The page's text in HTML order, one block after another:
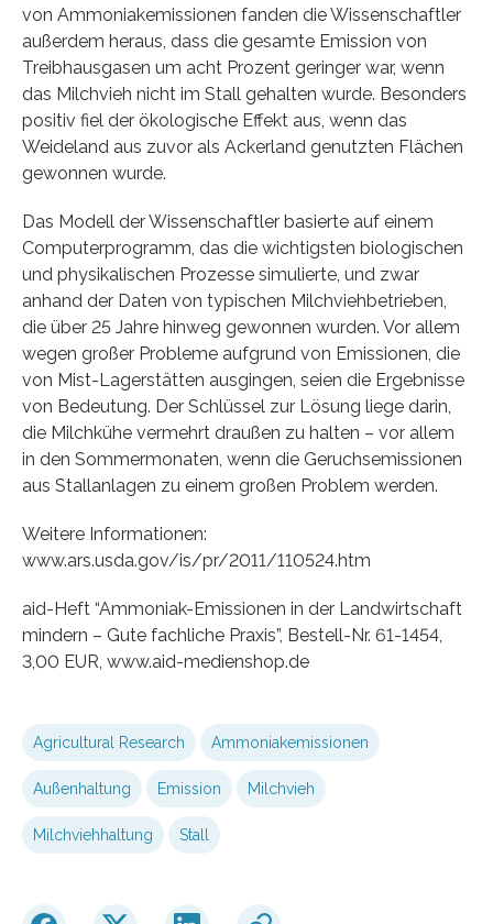
von Ammoniakemissionen fanden die Wissenschaftler
außerdem heraus, dass die gesamte Emission von
Treibhausgasen um acht Prozent geringer war, wenn
das Milchvieh nicht im Stall gehalten wurde. Besonders
positiv fiel der ökologische Effekt aus, wenn das
Weideland aus zuvor als Ackerland genutzten Flächen
gewonnen wurde.
Das Modell der Wissenschaftler basierte auf einem
Computerprogramm, das die wichtigsten biologischen
und physikalischen Prozesse simulierte, und zwar
anhand der Daten von typischen Milchviehbetrieben,
die über 25 Jahre hinweg gewonnen wurden. Vor allem
wegen großer Probleme aufgrund von Emissionen, die
von Mist-Lagerstätten ausgingen, seien die Ergebnisse
von Bedeutung. Der Schlüssel zur Lösung liege darin,
die Milchkühe vermehrt draußen zu halten – vor allem
in den Sommermonaten, wenn die Geruchsemissionen
aus Stallanlagen zu einem großen Problem werden.
Weitere Informationen:
www.ars.usda.gov/is/pr/2011/110524.htm
aid-Heft “Ammoniak-Emissionen in der Landwirtschaft
mindern – Gute fachliche Praxis”, Bestell-Nr. 61-1454,
3,00 EUR, www.aid-medienshop.de
Agricultural Research Ammoniakemissionen
Außenhaltung Emission Milchvieh
Milchviehhaltung Stall